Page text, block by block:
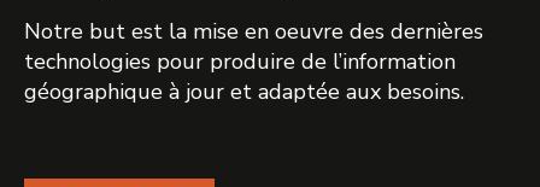
Notre but est la mise en oeuvre des dernières
technologies pour produire de l’information
géographique à jour et adaptée aux besoins.